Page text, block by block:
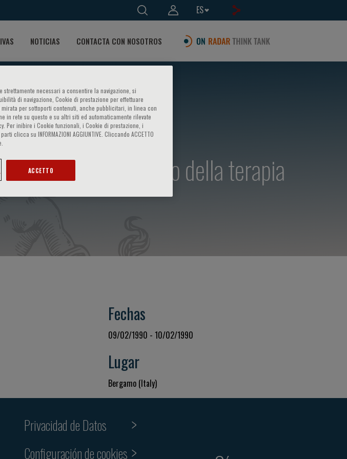
ES
NOTICIAS CONTACTA CON NOSOTROS
e di laboratorio della terapia
Fechas
09/02/1990 - 10/02/1990
Lugar
Bergamo (Italy)
Privacidad de Datos
Configuración de cookies
necessari a consentire la navigazione, si
di navigazione, Cookie di prestazione per effettuare
per sottoporti contenuti, anche pubblicitari, in linea con
in rete su questo e su altri siti ed automaticamente rilevate
Per inibire i Cookie funzionali, i Cookie di prestazione, i
su INFORMAZIONI AGGIUNTIVE. Cliccando ACCETTO
ACCETTO